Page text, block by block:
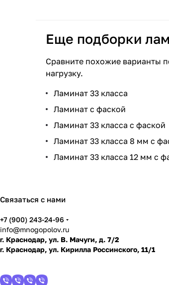
Еще подборки
Сравните похожие варианты
нагрузку.
Ламинат 33 класса
Ламинат с фаской
Ламинат 33 класса с фаской
Ламинат 33 класса 8 мм с
Ламинат 33 класса 12 мм с
Связаться с нами
+7 (900) 243-24-96
info@mnogopolov.ru
г. Краснодар, ул. В. Мачуги, д. 7/2
г. Краснодар, ул. Кирилла Россинского, 11/1